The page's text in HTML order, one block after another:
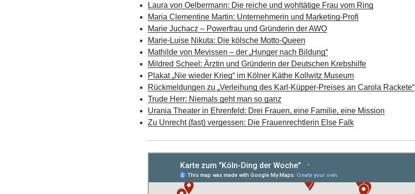
Laura von Oelbermann: Die reiche und wohltätige Frau vom Ring
Maria Clementine Martin: Unternehmerin und Marketing-Profi
Marie Juchacz – Powerfrau und Gründerin der AWO
Marie-Luise Nikuta: Die kölsche Motto-Queen
Mathilde von Mevissen – der „Hunger nach Bildung“
Mildred Scheel: Ärztin und Gründerin der Deutschen Krebshilfe
Plakat „Nie wieder Krieg“ im Kölner Käthe Kollwitz Museum
Rückmeldungen zu „Verleihung des Karl-Küpper-Preises an Carola Rackete“
Trude Herr: Niemals geht man so ganz
Urania Theater in Ehrenfeld: Drei Frauen, eine Familie, eine Mission
Zu Unrecht (fast) vergessen: Die Frauenrechtlerin Else Falk